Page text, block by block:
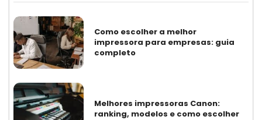
Como escolher a melhor
impressora para empresas: guia
completo
Melhores impressoras Canon:
ranking, modelos e como escolher